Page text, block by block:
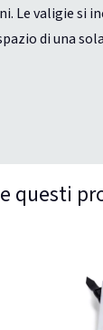
Le valigie si
di una
questi